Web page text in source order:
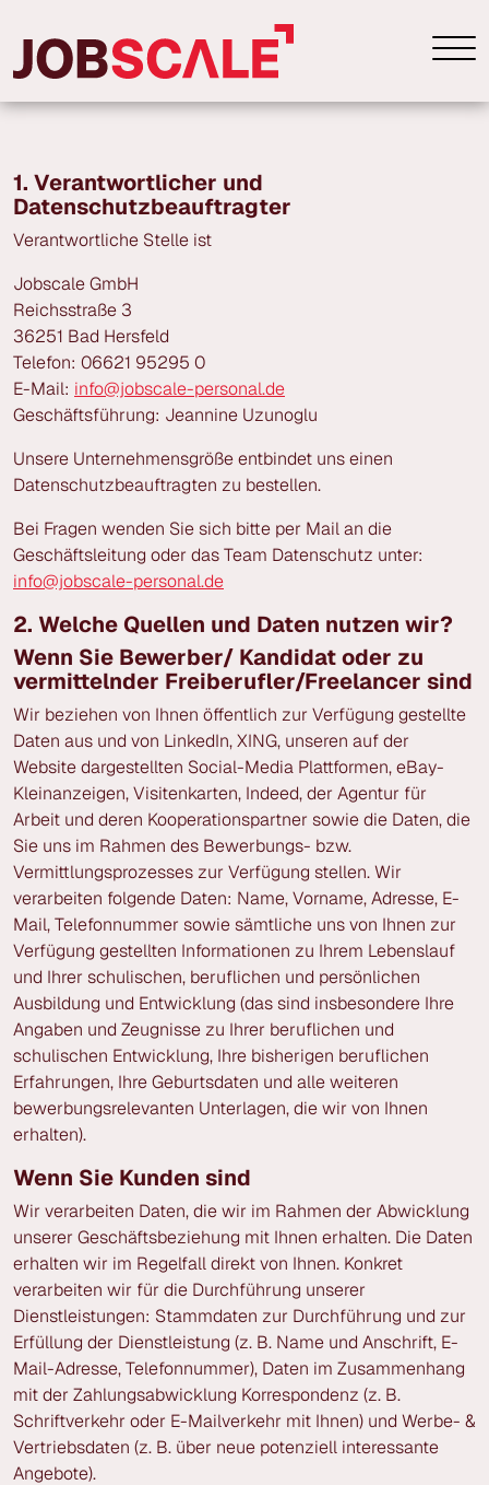
1. Verantwortlicher und
Datenschutzbeauftragter
Verantwortliche Stelle ist
Jobscale GmbH
Reichsstraße 3
36251 Bad Hersfeld
Telefon: 06621 95295 0
E-Mail: info@jobscale-personal.de
Geschäftsführung: Jeannine Uzunoglu
Unsere Unternehmensgröße entbindet uns einen
Datenschutzbeauftragten zu bestellen.
Bei Fragen wenden Sie sich bitte per Mail an die
Geschäftsleitung oder das Team Datenschutz unter:
info@jobscale-personal.de
2. Welche Quellen und Daten nutzen wir?
Wenn Sie Bewerber/ Kandidat oder zu
vermittelnder Freiberufler/Freelancer sind
Wir beziehen von Ihnen öffentlich zur Verfügung gestellte
Daten aus und von LinkedIn, XING, unseren auf der
Website dargestellten Social-Media Plattformen, eBay-
Kleinanzeigen, Visitenkarten, Indeed, der Agentur für
Arbeit und deren Kooperationspartner sowie die Daten, die
Sie uns im Rahmen des Bewerbungs- bzw.
Vermittlungsprozesses zur Verfügung stellen. Wir
verarbeiten folgende Daten: Name, Vorname, Adresse, E-
Mail, Telefonnummer sowie sämtliche uns von Ihnen zur
Verfügung gestellten Informationen zu Ihrem Lebenslauf
und Ihrer schulischen, beruflichen und persönlichen
Ausbildung und Entwicklung (das sind insbesondere Ihre
Angaben und Zeugnisse zu Ihrer beruflichen und
schulischen Entwicklung, Ihre bisherigen beruflichen
Erfahrungen, Ihre Geburtsdaten und alle weiteren
bewerbungsrelevanten Unterlagen, die wir von Ihnen
erhalten).
Wenn Sie Kunden sind
Wir verarbeiten Daten, die wir im Rahmen der Abwicklung
unserer Geschäftsbeziehung mit Ihnen erhalten. Die Daten
erhalten wir im Regelfall direkt von Ihnen. Konkret
verarbeiten wir für die Durchführung unserer
Dienstleistungen: Stammdaten zur Durchführung und zur
Erfüllung der Dienstleistung (z. B. Name und Anschrift, E-
Mail-Adresse, Telefonnummer), Daten im Zusammenhang
mit der Zahlungsabwicklung Korrespondenz (z. B.
Schriftverkehr oder E-Mailverkehr mit Ihnen) und Werbe- &
Vertriebsdaten (z. B. über neue potenziell interessante
Angebote).